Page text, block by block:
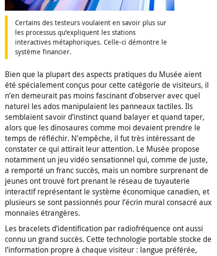
Certains des testeurs voulaient en savoir plus sur
les processus qu’expliquent les stations
interactives métaphoriques. Celle-ci démontre le
système financier.
Bien que la plupart des aspects pratiques du Musée aient
été spécialement conçus pour cette catégorie de visiteurs, il
n’en demeurait pas moins fascinant d’observer avec quel
naturel les ados manipulaient les panneaux tactiles. Ils
semblaient savoir d’instinct quand balayer et quand taper,
alors que les dinosaures comme moi devaient prendre le
temps de réfléchir. N’empêche, il fut très intéressant de
constater ce qui attirait leur attention. Le Musée propose
notamment un jeu vidéo sensationnel qui, comme de juste,
a remporté un franc succès, mais un nombre surprenant de
jeunes ont trouvé fort prenant le réseau de tuyauterie
interactif représentant le système économique canadien, et
plusieurs se sont passionnés pour l’écrin mural consacré aux
monnaies étrangères.
Les bracelets d’identification par radiofréquence ont aussi
connu un grand succès. Cette technologie portable stocke de
l’information propre à chaque visiteur : langue préférée,